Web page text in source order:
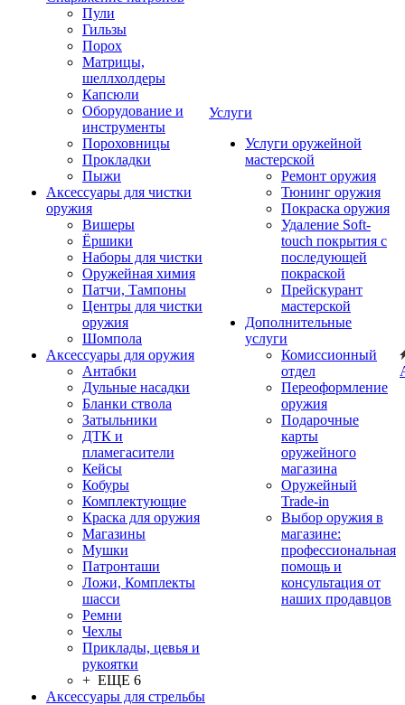
Пули
Гильзы
Порох
Матрицы,
шеллхолдеры
Капсюли
Оборудование и
инструменты
Пороховницы
Прокладки
Пыжи
Аксессуары для чистки
оружия
Вишеры
Ёршики
Наборы для чистки
Оружейная химия
Патчи, Тампоны
Центры для чистки
оружия
Шомпола
Аксессуары для оружия
Антабки
Дульные насадки
Бланки ствола
Затыльники
ДТК и
пламегасители
Кейсы
Кобуры
Комплектующие
Краска для оружия
Магазины
Мушки
Патронташи
Ложи, Комплекты
шасси
Ремни
Чехлы
Приклады, цевья и
рукоятки
+ ЕЩЕ 6
Аксессуары для стрельбы
Услуги
Услуги оружейной
мастерской
Ремонт оружия
Тюнинг оружия
Покраска оружия
Удаление Soft-
touch покрытия с
последующей
покраской
Прейскурант
мастерской
Дополнительные
услуги
Комиссионный
отдел
Переоформление
оружия
Подарочные
карты
оружейного
магазина
Оружейный
Trade-in
Выбор оружия в
магазине:
профессиональная
помощь и
консультация от
наших продавцов